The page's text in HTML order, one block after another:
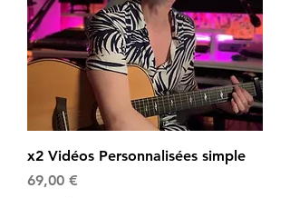
x2 Vidéos Personnalisées simple
Prix
69,00 €